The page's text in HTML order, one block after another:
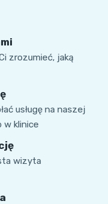
zrozumieć, jaką
usługę na naszej
klinice
wizyta